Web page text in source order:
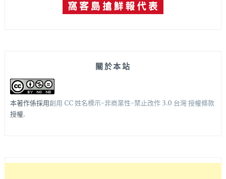
關於本站
本著作係採用創用 CC 姓名標示-非商業性-禁止改作 3.0 台灣 授權條款
授權.